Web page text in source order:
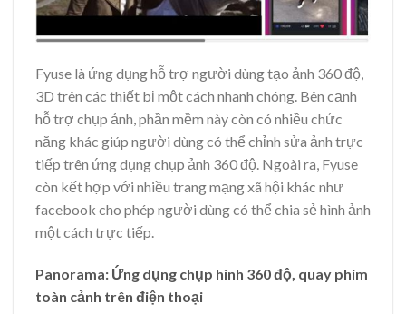
Fyuse là ứng dụng hỗ trợ người dùng tạo ảnh 360 độ,
3D trên các thiết bị một cách nhanh chóng. Bên cạnh
hỗ trợ chụp ảnh, phần mềm này còn có nhiều chức
năng khác giúp người dùng có thể chỉnh sửa ảnh trực
tiếp trên ứng dụng chụp ảnh 360 độ. Ngoài ra, Fyuse
còn kết hợp với nhiều trang mạng xã hội khác như
facebook cho phép người dùng có thể chia sẻ hình ảnh
một cách trực tiếp.
Panorama: Ứng dụng chụp hình 360 độ, quay phim
toàn cảnh trên điện thoại